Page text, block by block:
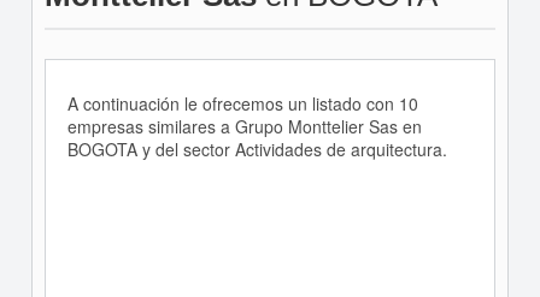
A continuación le ofrecemos un listado con 10
empresas similares a Grupo Monttelier Sas en
BOGOTA y del sector Actividades de arquitectura.